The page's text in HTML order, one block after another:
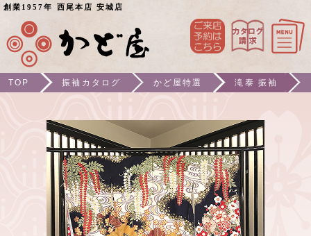
創業1957年 西尾本店 安城店
TOP 振袖カタログ かど屋特選 滝泰 振袖